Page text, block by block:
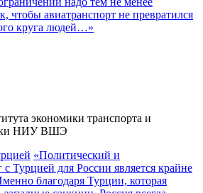
чтобы авиатранспорт не превратился
круга людей…»
экономики транспорта и
НИУ ВШЭ
«Политический и
Турцией для России является крайне
благодаря Турции, которая